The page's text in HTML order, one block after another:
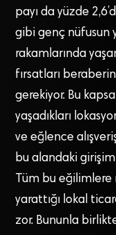
payı da yüzde
gibi genç nüfusun
rakamlarında
fırsatları
gerekiyor. Bu
yaşadıkları
ve eğlence
bu alandaki
Tüm bu eğilimlere
yarattığı lokal
zor. Bununla